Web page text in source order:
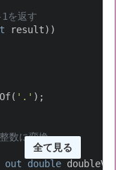
全て見る
を返す
result))
'.' );
数に変換
out double